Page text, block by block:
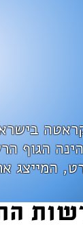
הגוף
המייצג